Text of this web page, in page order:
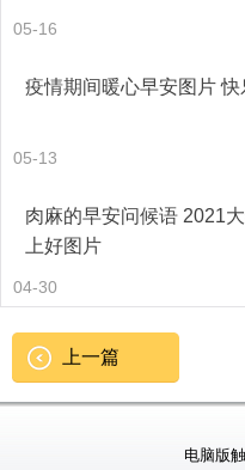
05-16
疫情
05-13
肉麻的早安问候语 2021大年初十拜年早
上好图片
04-30
上一篇
电脑版